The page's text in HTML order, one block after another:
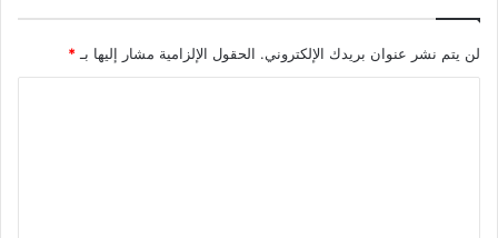
لن يتم نشر عنوان بريدك الإلكتروني. الحقول الإلزامية مشار إليها بـ *